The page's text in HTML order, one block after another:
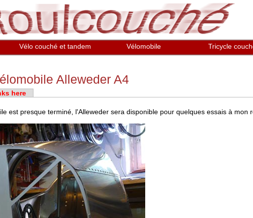
Vélo couché et tandem Vélomobile Tricycle
Alleweder A4
here
est presque terminé, l'Alleweder sera disponible pour quelques essais à mon